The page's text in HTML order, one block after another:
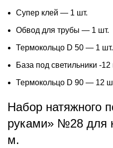
Супер клей — 1 шт.
Обвод для трубы — 1 шт.
Термокольцо D 50 — 1 шт.
База под светильники -
Термокольцо D 90 — 12
Набор натяжного
руками» №28 для
м.